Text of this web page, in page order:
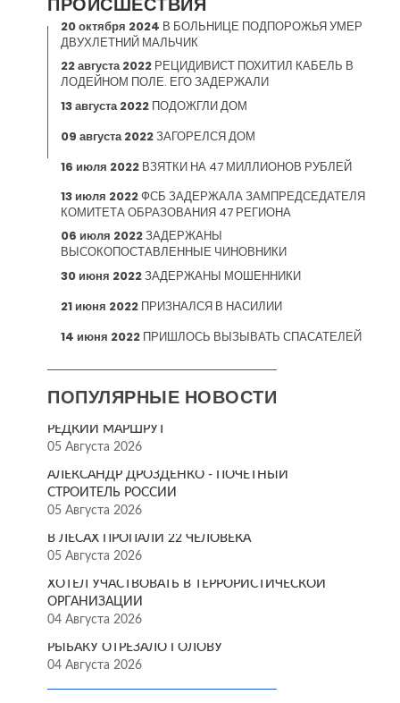
20 октября 2024 В БОЛЬНИЦЕ ПОДПОРОЖЬЯ УМЕР
ДВУХЛЕТНИЙ МАЛЬЧИК
22 августа 2022 РЕЦИДИВИСТ ПОХИТИЛ КАБЕЛЬ В
ЛОДЕЙНОМ ПОЛЕ. ЕГО ЗАДЕРЖАЛИ
13 августа 2022 ПОДОЖГЛИ ДОМ
09 августа 2022ЗАГОРЕЛСЯ ДОМ
16 июля 2022 ВЗЯТКИ НА 47 МИЛЛИОНОВ РУБЛЕЙ
13 июля 2022ФСБ ЗАДЕРЖАЛА ЗАМПРЕДСЕДАТЕЛЯ
КОМИТЕТА ОБРАЗОВАНИЯ 47 РЕГИОНА
06 июля 2022ЗАДЕРЖАНЫ
ВЫСОКОПОСТАВЛЕННЫЕ ЧИНОВНИКИ
30 июня 2022ЗАДЕРЖАНЫ МОШЕННИКИ
21 июня 2022 ПРИЗНАЛСЯ В НАСИЛИИ
14 июня 2022 ПРИШЛОСЬ ВЫЗЫВАТЬ СПАСАТЕЛЕЙ
ПОПУЛЯРНЫЕ НОВОСТИ
РЕДКИЙ МАРШРУТ
05 Августа 2026
АЛЕКСАНДР ДРОЗДЕНКО - ПОЧЁТНЫЙ
СТРОИТЕЛЬ РОССИИ
05 Августа 2026
В ЛЕСАХ ПРОПАЛИ 22 ЧЕЛОВЕКА
05 Августа 2026
ХОТЕЛ УЧАСТВОВАТЬ В ТЕРРОРИСТИЧЕСКОЙ
ОРГАНИЗАЦИИ
04 Августа 2026
РЫБАКУ ОТРЕЗАЛО ГОЛОВУ
04 Августа 2026